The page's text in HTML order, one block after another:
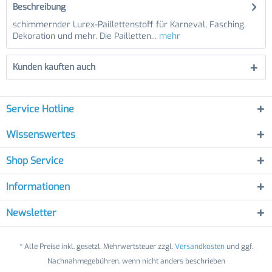
Beschreibung
schimmernder Lurex-Paillettenstoff für Karneval, Fasching,
Dekoration und mehr. Die Pailletten... mehr
Kunden kauften auch
Service Hotline
Wissenswertes
Shop Service
Informationen
Newsletter
* Alle Preise inkl. gesetzl. Mehrwertsteuer zzgl.Versandkostenund ggf.
Nachnahmegebühren, wenn nicht anders beschrieben